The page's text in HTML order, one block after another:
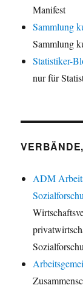
Manifest
Sammlung
Sammlung
Statistiker-
nur für
ADM